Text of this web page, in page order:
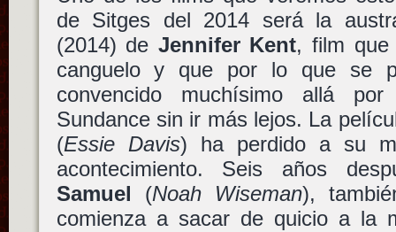
de Sitges del 2014 será la
(2014) de Jennifer Kent, film que
canguelo y que por lo que se
convencido muchísimo allá
Sundance sin ir más lejos. La
(Essie Davis) ha perdido a su
acontecimiento. Seis años
Samuel (Noah Wiseman),
comienza a sacar de quicio a la